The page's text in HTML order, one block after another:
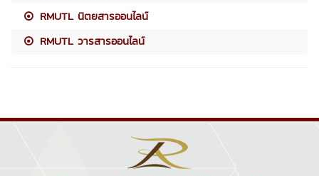
RMUTL นิตยสารออนไลน์
RMUTL วารสารออนไลน์